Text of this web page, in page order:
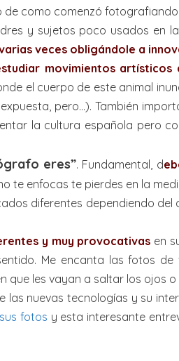
como comenzó
y sujetos poco usados en
veces obligándole a
movimientos
el cuerpo de este animal
pero…). También
la cultura española pero
eres”. Fundamental, d
te enfocas te pierdes en la
diferentes dependiendo
y muy provocativas en
Me encanta las fotos
les vayan a saltar los ojos o
nuevas tecnologías y su
fotos y esta interesante